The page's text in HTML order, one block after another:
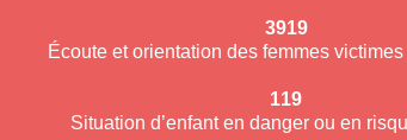
3919
Écoute et orientation des femmes
119
Situation d’enfant en danger ou en